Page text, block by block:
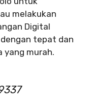
melakukan
Digital
tepat dan
yang murah.